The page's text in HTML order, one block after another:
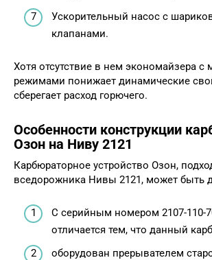
Ускорительный насос с
клапанами.
Хотя отсутствие в нем экономайзера
режимами понижает динамические
сберегает расход горючего.
Особенности конструкции
Озон на Ниву 2121
Карбюраторное устройство Озон,
вседорожника Нивы 2121, может быть
С серийным номером 2107-110-
отличается тем, что данный
оборудован прерывателем